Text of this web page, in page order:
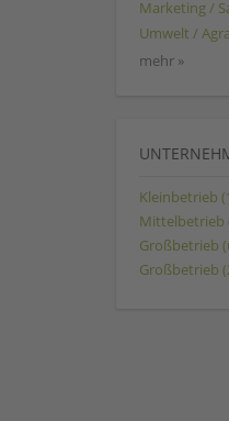
Marketing /
Umwelt /
mehr »
Kleinbetrieb
Mittelbetrieb
Großbetrieb
Großbetrieb